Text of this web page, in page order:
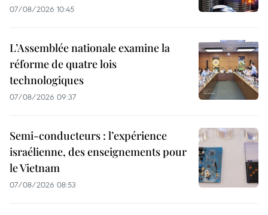
07/08/2026 10:45
L’Assemblée nationale examine la
réforme de quatre lois
technologiques
07/08/2026 09:37
Semi-conducteurs : l’expérience
israélienne, des enseignements pour
le Vietnam
07/08/2026 08:53